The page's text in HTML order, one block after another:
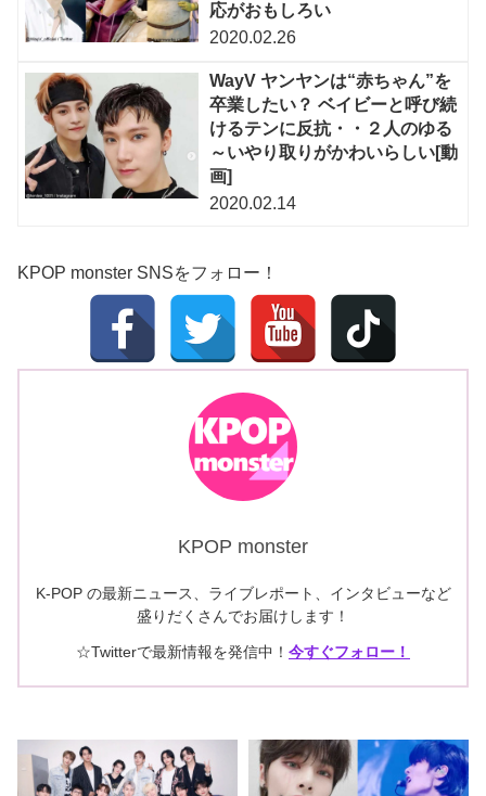
応がおもしろい
2020.02.26
WayV ヤンヤンは“赤ちゃん”を
卒業したい？ ベイビーと呼び続
けるテンに反抗・・２人のゆる
～いやり取りがかわいらしい[動
画]
2020.02.14
KPOP monster SNSをフォロー！
KPOP monster
K-POP の最新ニュース、ライブレポート、インタビューなど
盛りだくさんでお届けします！
☆Twitterで最新情報を発信中！ 今すぐフォロー！